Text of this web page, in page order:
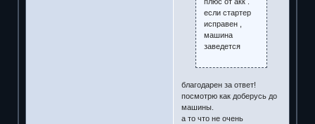
если стартер
исправен ,
машина
заведется
благодарен за ответ!
посмотрю как доберусь до
машины.
а то что не очень